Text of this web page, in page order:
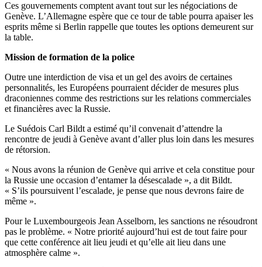
Ces gouvernements comptent avant tout sur les négociations de
Genève. L’Allemagne espère que ce tour de table pourra apaiser les
esprits même si Berlin rappelle que toutes les options demeurent sur
la table.
Mission de formation de la police
Outre une interdiction de visa et un gel des avoirs de certaines
personnalités, les Européens pourraient décider de mesures plus
draconiennes comme des restrictions sur les relations commerciales
et financières avec la Russie.
Le Suédois Carl Bildt a estimé qu’il convenait d’attendre la
rencontre de jeudi à Genève avant d’aller plus loin dans les mesures
de rétorsion.
« Nous avons la réunion de Genève qui arrive et cela constitue pour
la Russie une occasion d’entamer la désescalade », a dit Bildt.
« S’ils poursuivent l’escalade, je pense que nous devrons faire de
même ».
Pour le Luxembourgeois Jean Asselborn, les sanctions ne résoudront
pas le problème. « Notre priorité aujourd’hui est de tout faire pour
que cette conférence ait lieu jeudi et qu’elle ait lieu dans une
atmosphère calme ».